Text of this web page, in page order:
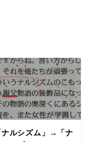
ナルシズム」→「ナ